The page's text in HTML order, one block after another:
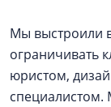
Мы выстроили
ограничивать
юристом,
специалистом.